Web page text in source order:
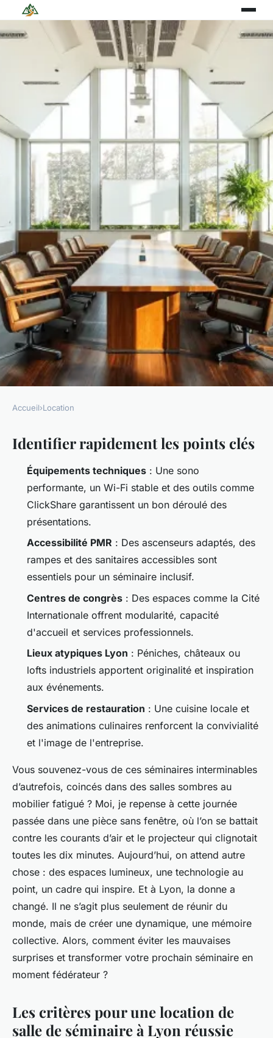
Top 10 salles de séminaire à
Lyon pour un événement
réussi
21/04/2026 09:22
Accueil›Location
Identifier rapidement les points clés
Équipements techniques : Une sono
performante, un Wi-Fi stable et des outils comme
ClickShare garantissent un bon déroulé des
présentations.
Accessibilité PMR : Des ascenseurs adaptés, des
rampes et des sanitaires accessibles sont
essentiels pour un séminaire inclusif.
Centres de congrès : Des espaces comme la Cité
Internationale offrent modularité, capacité
d'accueil et services professionnels.
Lieux atypiques Lyon : Péniches, châteaux ou
lofts industriels apportent originalité et inspiration
aux événements.
Services de restauration : Une cuisine locale et
des animations culinaires renforcent la convivialité
et l'image de l'entreprise.
Vous souvenez-vous de ces séminaires interminables
d’autrefois, coincés dans des salles sombres au
mobilier fatigué ? Moi, je repense à cette journée
passée dans une pièce sans fenêtre, où l’on se battait
contre les courants d’air et le projecteur qui clignotait
toutes les dix minutes. Aujourd’hui, on attend autre
chose : des espaces lumineux, une technologie au
point, un cadre qui inspire. Et à Lyon, la donne a
changé. Il ne s’agit plus seulement de réunir du
monde, mais de créer une dynamique, une mémoire
collective. Alors, comment éviter les mauvaises
surprises et transformer votre prochain séminaire en
moment fédérateur ?
Les critères pour une location de
salle de séminaire à Lyon réussie